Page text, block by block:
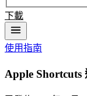
下載
使用指南
Apple Shortcuts